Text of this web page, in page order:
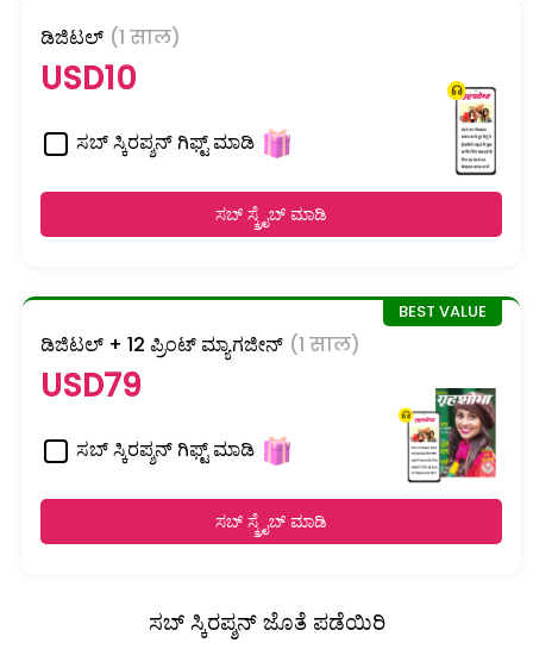
ಡಿಜಿಟಲ್ (1 साल)
USD10
ಸಬ್ ಸ್ಕಿರಪ್ಶನ್ ಗಿಫ್ಟ್ ಮಾಡಿ
ಸಬ್ ಸ್ಕ್ರೈಬ್ ಮಾಡಿ
ಡಿಜಿಟಲ್ + 12 ಪ್ರಿಂಟ್ ಮ್ಯಾಗಜೀನ್ (1 साल)
USD79
ಸಬ್ ಸ್ಕಿರಪ್ಶನ್ ಗಿಫ್ಟ್ ಮಾಡಿ
ಸಬ್ ಸ್ಕ್ರೈಬ್ ಮಾಡಿ
ಸಬ್ ಸ್ಕಿರಪ್ಶನ್ ಜೊತೆ ಪಡೆಯಿರಿ